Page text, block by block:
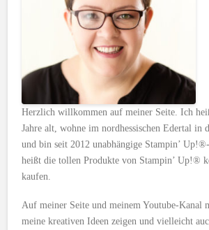
Herzlich willkommen auf meiner Seite. Ich
Jahre alt, wohne im nordhessischen Edertal in
und bin seit 2012 unabhängige Stampin’
heißt die tollen Produkte von Stampin’ Up!®
kaufen.
Auf meiner Seite und meinem Youtube-Kanal
meine kreativen Ideen zeigen und vielleicht